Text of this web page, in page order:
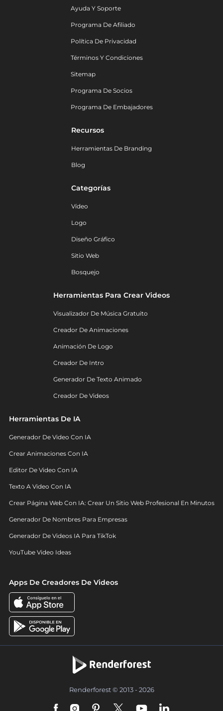
Ayuda Y Soporte
Programa De Afiliado
Política De Privacidad
Términos Y Condiciones
Sitemap
Programa De Socios
Programa De Embajadores
Recursos
Herramientas De Branding
Blog
Categorías
Vídeo
Logo
Diseño Gráfico
Sitio Web
Bosquejo
Herramientas Para Crear Videos
Visualizador De Música Gratuito
Creador De Animaciones
Animación De Logo
Creador De Intro
Generador De Texto Animado
Creador De Videos
Herramientas De IA
Generador De Video Con IA
Crear Animaciones Con IA
Editor De Video Con IA
Texto A Video Con IA
Crear Página Web Con IA: Crear Un Sitio Web Profesional En Minutos
Generador De Nombres Para Empresas
Generador De Videos IA Para TikTok
YouTube Video Ideas
Apps De Creadores De Videos
Renderforest © 2013 - 2026